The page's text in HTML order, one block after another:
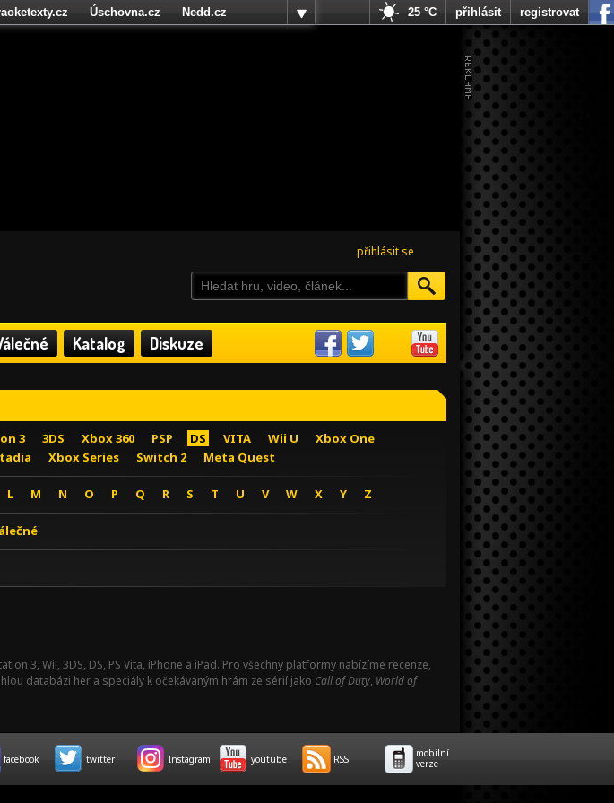
přihlásit se
Katalog Diskuze
3 3DS Xbox 360 PSP DS VITA Wii U
Xbox One
Xbox Series Switch 2 Meta Quest
L M N O P Q R S T U V W X Y Z
3, Wii, 3DS, DS, PS Vita, iPhone a iPad. Pro všechny platformy nabízíme recenze,
databázi her a speciály k očekávaným hrám ze sérií jako Call of Duty, World of
Úschovna.cz
Nedd.cz
25 °C přihlásit registrovat
facebook twitter Instagram youtube RSS
mobilní
verze